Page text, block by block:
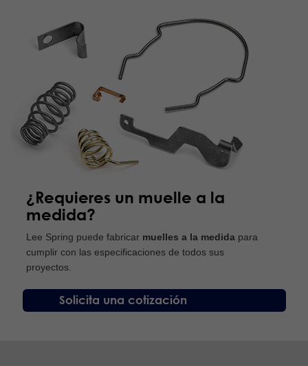
¿Requieres un muelle a la
medida?
Lee Spring puede fabricar muelles a la medida para
cumplir con las especificaciones de todos sus
proyectos.
Solicita una cotización